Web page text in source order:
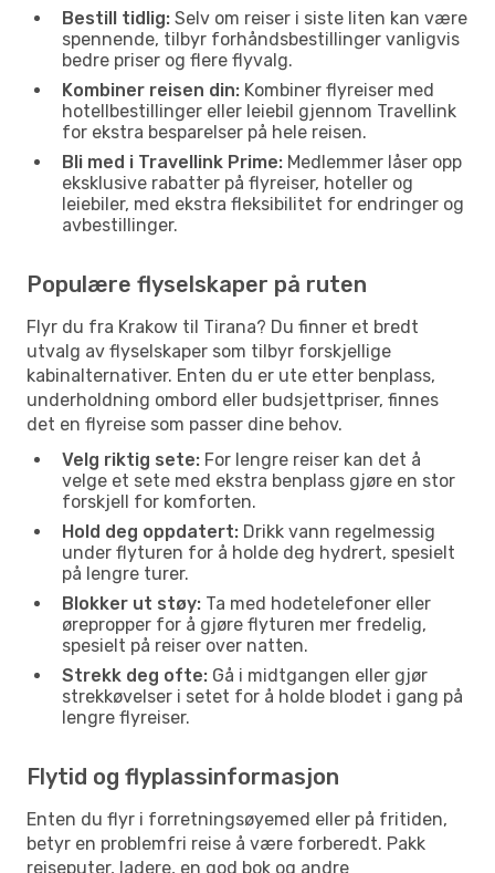
Bestill tidlig: Selv om reiser i siste liten kan være
spennende, tilbyr forhåndsbestillinger vanligvis
bedre priser og flere flyvalg.
Kombiner reisen din: Kombiner flyreiser med
hotellbestillinger eller leiebil gjennom Travellink
for ekstra besparelser på hele reisen.
Bli med i Travellink Prime: Medlemmer låser opp
eksklusive rabatter på flyreiser, hoteller og
leiebiler, med ekstra fleksibilitet for endringer og
avbestillinger.
Populære flyselskaper på ruten
Flyr du fra Krakow til Tirana? Du finner et bredt
utvalg av flyselskaper som tilbyr forskjellige
kabinalternativer. Enten du er ute etter benplass,
underholdning ombord eller budsjettpriser, finnes
det en flyreise som passer dine behov.
Velg riktig sete: For lengre reiser kan det å
velge et sete med ekstra benplass gjøre en stor
forskjell for komforten.
Hold deg oppdatert: Drikk vann regelmessig
under flyturen for å holde deg hydrert, spesielt
på lengre turer.
Blokker ut støy: Ta med hodetelefoner eller
ørepropper for å gjøre flyturen mer fredelig,
spesielt på reiser over natten.
Strekk deg ofte: Gå i midtgangen eller gjør
strekkøvelser i setet for å holde blodet i gang på
lengre flyreiser.
Flytid og flyplassinformasjon
Enten du flyr i forretningsøyemed eller på fritiden,
betyr en problemfri reise å være forberedt. Pakk
reiseputer, ladere, en god bok og andre